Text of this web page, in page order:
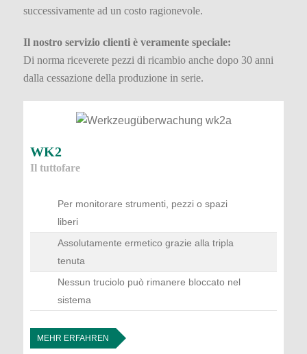
successivamente ad un costo ragionevole.
Il nostro servizio clienti è veramente speciale:
Di norma riceverete pezzi di ricambio anche dopo 30 anni
dalla cessazione della produzione in serie.
WK2
Il tuttofare
Per monitorare strumenti, pezzi o spazi
liberi
Assolutamente ermetico grazie alla tripla
tenuta
Nessun truciolo può rimanere bloccato nel
sistema
MEHR ERFAHREN